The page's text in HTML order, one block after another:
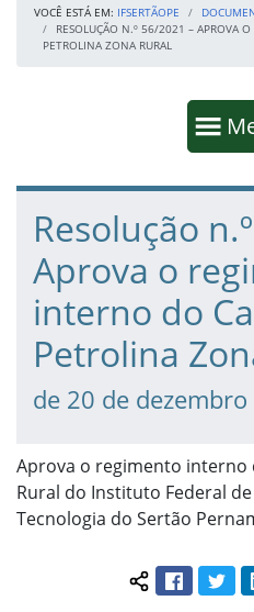
VOCÊ ESTÁ EM: IFSERTÃOPE
RESOLUÇÃO N.º 56/2021 – APROVA
PETROLINA ZONA RURAL
Fim da navegação
Início do conteúdo
Resolução
Aprova o
interno do
Petrolina
de 20 de
Aprova o regimento interno
Rural do Instituto Federal
Tecnologia do Sertão
Compartilhar
Facebook